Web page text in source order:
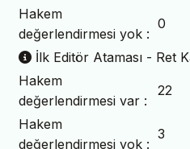
Hakem
değerlendirmesi yok :
0
İlk Editör Ataması - Ret
Hakem
değerlendirmesi var :
22
Hakem
değerlendirmesi yok :
3